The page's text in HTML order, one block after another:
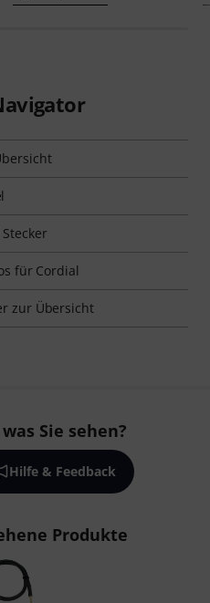
für Cordial
zur Übersicht
Sie sehen?
Hilfe & Feedback
Produkte